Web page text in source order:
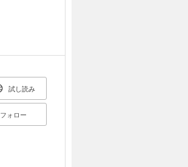
試し読み
フォロー